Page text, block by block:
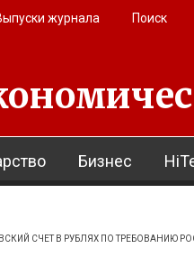
журнала Поиск
Бизнес
СЧЕТ В РУБЛЯХ ПО ТРЕБОВАНИЮ